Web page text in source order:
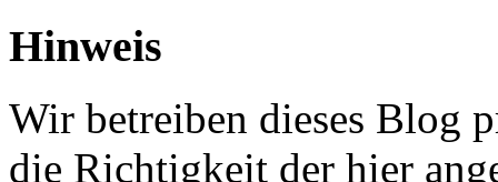
Hinweis
Wir betreiben dieses Blog
die Richtigkeit der hier